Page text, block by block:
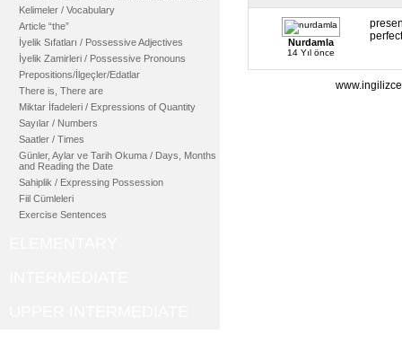
Kelimeler / Vocabulary
Article “the”
İyelik Sıfatları / Possessive Adjectives
İyelik Zamirleri / Possessive Pronouns
Prepositions/İlgeçler/Edatlar
There is, There are
Miktar İfadeleri / Expressions of Quantity
Sayılar / Numbers
Saatler / Times
Günler, Aylar ve Tarih Okuma / Days, Months
and Reading the Date
Sahiplik / Expressing Possession
Fiil Cümleleri
Exercise Sentences
Nurdamla
14 Yıl önce